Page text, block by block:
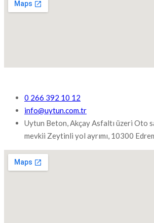
0 266 392 10 12
info@uytun.com.tr
Uytun Beton, Akçay Asfaltı üzeri Oto
mevkii Zeytinli yol ayrımı, 10300